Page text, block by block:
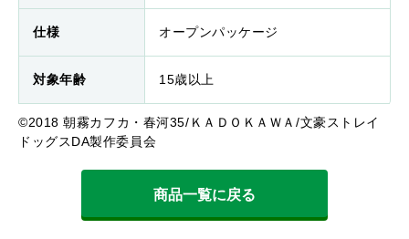
仕様 オープンパッケージ
対象年齢 15歳以上
©2018 朝霧カフカ・春河35/ＫＡＤＯＫＡＷＡ/文豪ストレイ
ドッグスDA製作委員会
商品一覧に戻る